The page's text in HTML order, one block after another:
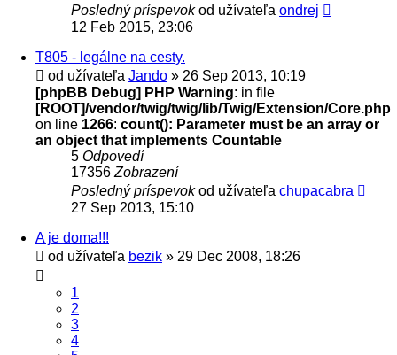
Posledný príspevokod užívateľa ondrej
12 Feb 2015, 23:06
T805 - legálne na cesty.
od užívateľa Jando » 26 Sep 2013, 10:19
[phpBB Debug] PHP Warning: in file
[ROOT]/vendor/twig/twig/lib/Twig/Extension/Core.php
on line 1266: count(): Parameter must be an array or
an object that implements Countable
5 Odpovedí
17356 Zobrazení
Posledný príspevokod užívateľa chupacabra
27 Sep 2013, 15:10
A je doma!!!
od užívateľa bezik » 29 Dec 2008, 18:26
1
2
3
4